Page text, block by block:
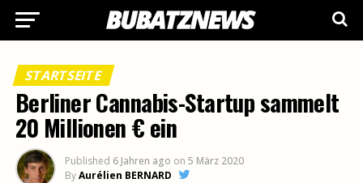
STARTSEITE
Berliner Cannabis-Startup sammelt
20 Millionen € ein
Published 6 Jahren ago on 5 März 2020
ByAurélien BERNARD